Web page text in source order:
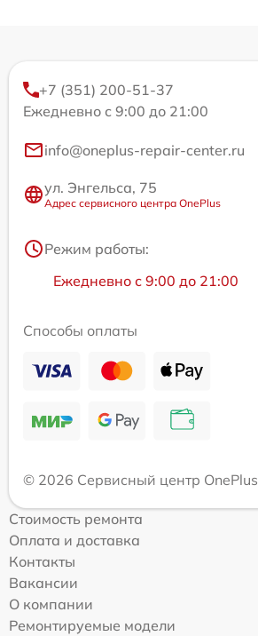
+7 (351) 200-51-37
Ежедневно с 9:00 до 21:00
info@oneplus-repair-center.ru
ул. Энгельса, 75
Адрес сервисного центра OnePlus
Режим работы:
Ежедневно с 9:00 до 21:00
Способы оплаты
© 2026 Сервисный центр OnePlus
Стоимость ремонта
Оплата и доставка
Контакты
Вакансии
О компании
Ремонтируемые модели